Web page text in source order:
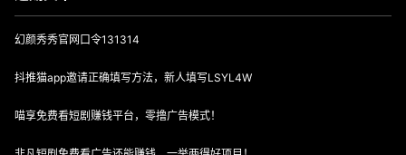
幻颜秀秀官网口令131314
抖推猫app邀请正确填写方法，新人填写LSYL4W
喵享免费看短剧赚钱平台，零撸广告模式！